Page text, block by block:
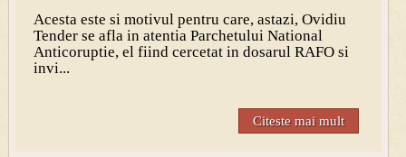
Acesta este si motivul pentru care, astazi, Ovidiu
Tender se afla in atentia Parchetului National
Anticoruptie, el fiind cercetat in dosarul RAFO si
invi...
Citeste mai mult